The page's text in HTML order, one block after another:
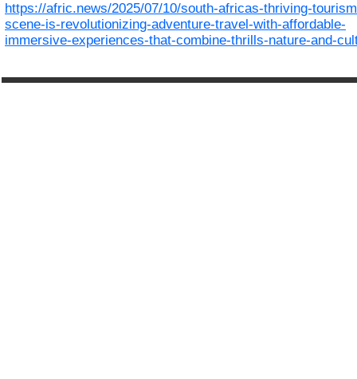
https://afric.news/2025/07/10/south-africas-thriving-
scene-is-revolutionizing-adventure-travel-with-affordable-
immersive-experiences-that-combine-thrills-nature-and-